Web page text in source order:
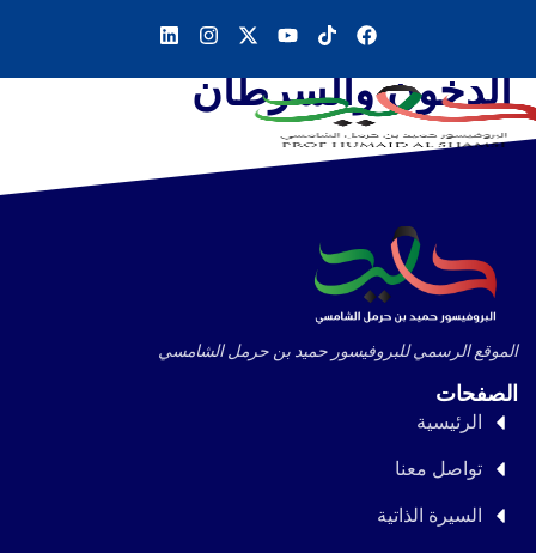
الدخون والسرطان
الموقع الرسمي للبروفيسور حميد بن حرمل الشامسي
الصفحات
الرئيسية
تواصل معنا
السيرة الذاتية